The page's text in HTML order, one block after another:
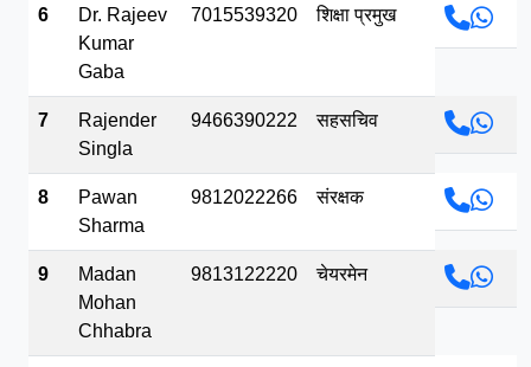
6
Dr. Rajeev
Kumar
Gaba
7015539320 शिक्षा प्रमुख
7
Rajender
Singla
9466390222 सहसचिव
8
Pawan
Sharma
9812022266 संरक्षक
9
Madan
Mohan
Chhabra
9813122220 चेयरमेन